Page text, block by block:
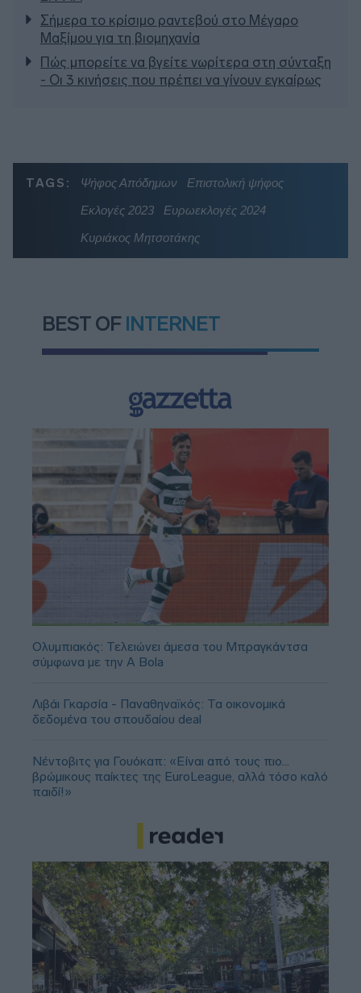
Σήμερα το κρίσιμο ραντεβού στο Μέγαρο
Μαξίμου για τη βιομηχανία
Πώς μπορείτε να βγείτε νωρίτερα στη σύνταξη
- Οι 3 κινήσεις που πρέπει να γίνουν εγκαίρως
TAGS: Ψήφος Απόδημων
Επιστολική ψήφος
Εκλογές 2023
Ευρωεκλογές 2024
Κυριάκος Μητσοτάκης
BEST OF INTERNET
Ολυμπιακός: Τελειώνει άμεσα του Μπραγκάντσα
σύμφωνα με την A Bola
Λιβάι Γκαρσία - Παναθηναϊκός: Τα οικονομικά
δεδομένα του σπουδαίου deal
Νέντοβιτς για Γουόκαπ: «Είναι από τους πιο...
βρώμικους παίκτες της EuroLeague, αλλά τόσο καλό
παιδί!»